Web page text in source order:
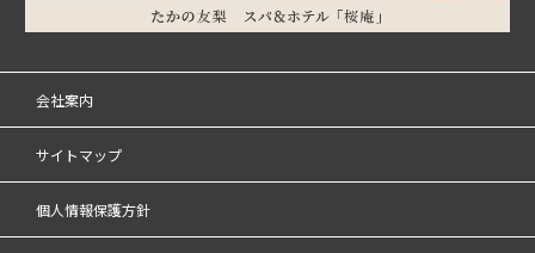
会社案内
サイトマップ
個人情報保護方針